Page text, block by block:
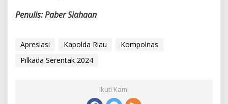
Penulis: Paber Siahaan
Apresiasi Kapolda Riau
Kompolnas
Pilkada Serentak 2024
Ikuti Kami